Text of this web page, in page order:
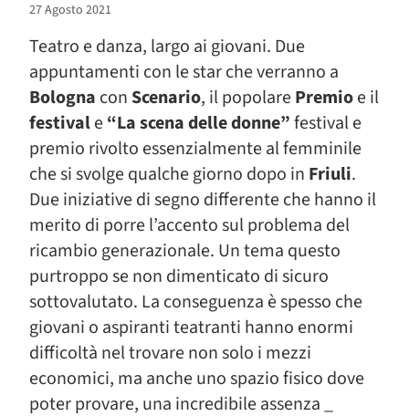
27 Agosto 2021
Teatro e danza, largo ai giovani. Due
appuntamenti con le star che verranno a
Bologna con Scenario, il popolarePremioe il
festivale“La scena delle donne”festival e
premio rivolto essenzialmente al femminile
che si svolge qualche giorno dopo in Friuli.
Due iniziative di segno differente che hanno il
merito di porre l’accento sul problema del
ricambio generazionale. Un tema questo
purtroppo se non dimenticato di sicuro
sottovalutato. La conseguenza è spesso che
giovani o aspiranti teatranti hanno enormi
difficoltà nel trovare non solo i mezzi
economici, ma anche uno spazio fisico dove
poter provare, una incredibile assenza _